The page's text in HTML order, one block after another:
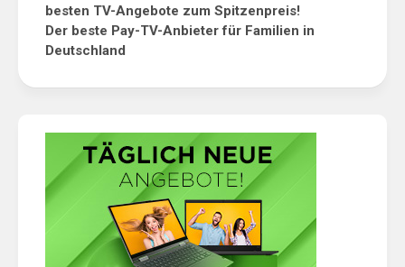
besten TV-Angebote zum Spitzenpreis!
Der beste Pay-TV-Anbieter für Familien in
Deutschland